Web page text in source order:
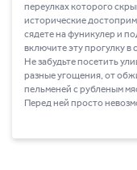
переулках которого
исторические
сядете на фуникулер и
включите эту прогулку
Не забудьте посетить
разные угощения, от
пельменей с рубленым
Перед ней просто